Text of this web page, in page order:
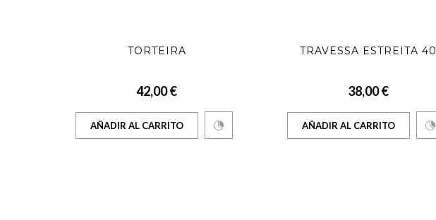
TORTEIRA
42,00 €
AÑADIR AL CARRITO
TRAVESSA ESTREITA 40
38,00 €
AÑADIR AL CARRITO